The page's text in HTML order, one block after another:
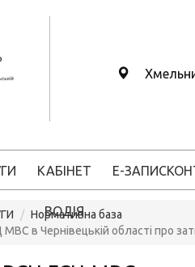
КАБІНЕТ
ВОДІЯ
Е-ЗАПИС
Нормативна база
в Чернівецькій області про